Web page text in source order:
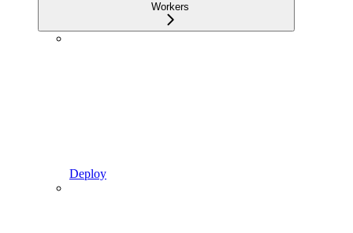
Workers
Deploy